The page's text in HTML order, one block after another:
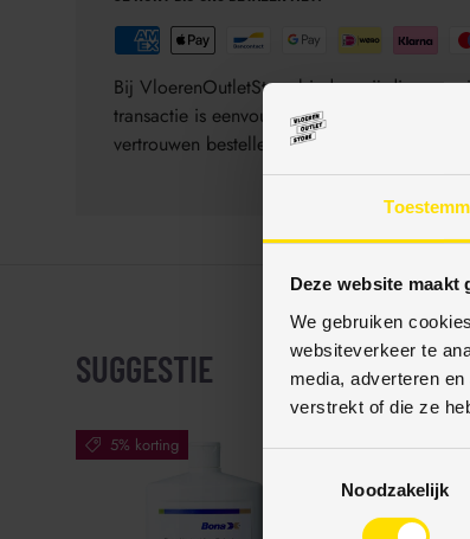
Deze website maakt
We gebruiken
websiteverkeer te
media, adverteren
verstrekt of die ze
Noodzakelijk
Bij VloerenOutletStore bieden wij diverse
transactie is eenvoudig, veilig en
vertrouwen bestellen.
SUGGESTIE
5% korting 18%